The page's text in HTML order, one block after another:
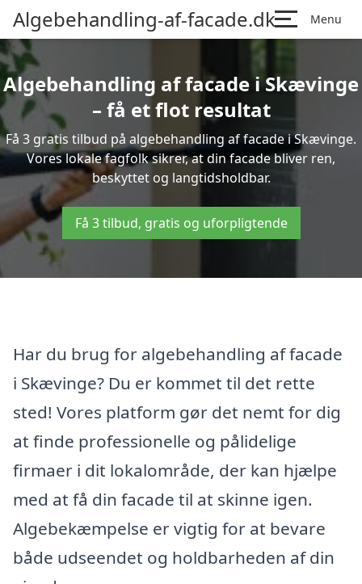
Algebehandling-af-facade.dk Menu
Algebehandling af facade i Skævinge
– få et flot resultat
Få 3 gratis tilbud på algebehandling af facade i Skævinge.
Vores lokale fagfolk sikrer, at din facade bliver ren,
beskyttet og langtidsholdbar.
Få 3 tilbud, gratis og uforpligtende
Har du brug for algebehandling af facade
i Skævinge? Du er kommet til det rette
sted! Vores platform gør det nemt for dig
at finde professionelle og pålidelige
firmaer i dit lokalområde, der kan hjælpe
med at få din facade til at skinne igen.
Algebekæmpelse er vigtig for at bevare
både udseendet og holdbarheden af din